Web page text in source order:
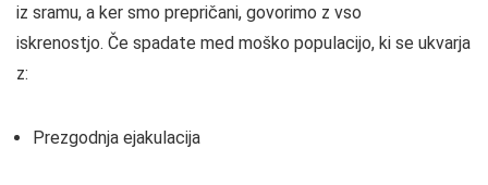
iz sramu, a ker smo prepričani, govorimo z vso
iskrenostjo. Če spadate med moško populacijo, ki se ukvarja
z:
Prezgodnja ejakulacija